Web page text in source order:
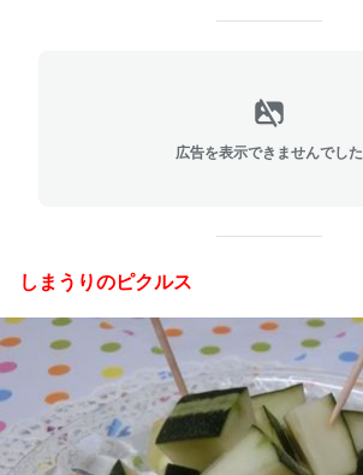
広告を表示できませんでした
しまうりのピクルス